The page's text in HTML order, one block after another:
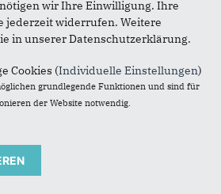
Bild: Büro Sascha Lienesch
wir Ihre Einwilligung. Ihre
jederzeit widerrufen. Weitere
in unserer Datenschutzerklärung.
Cookies (Individuelle Einstellungen)
grundlegende Funktionen und sind für
der Website notwendig.